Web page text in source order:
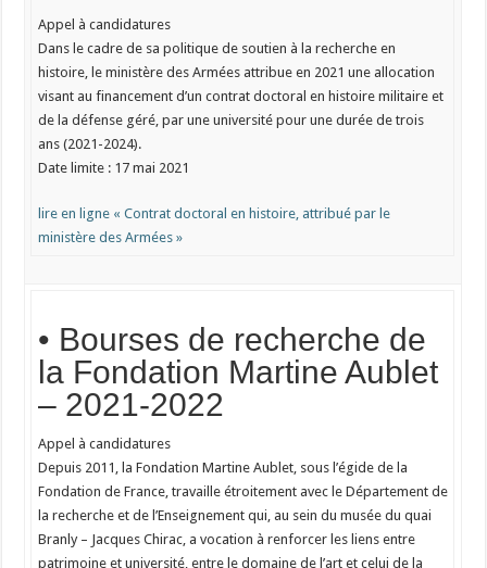
Appel à candidatures
Dans le cadre de sa politique de soutien à la recherche en
histoire, le ministère des Armées attribue en 2021 une allocation
visant au financement d’un contrat doctoral en histoire militaire et
de la défense géré, par une université pour une durée de trois
ans (2021-2024).
Date limite : 17 mai 2021
lire en ligne « Contrat doctoral en histoire, attribué par le
ministère des Armées »
• Bourses de recherche de
la Fondation Martine Aublet
– 2021-2022
Appel à candidatures
Depuis 2011, la Fondation Martine Aublet, sous l’égide de la
Fondation de France, travaille étroitement avec le Département de
la recherche et de l’Enseignement qui, au sein du musée du quai
Branly – Jacques Chirac, a vocation à renforcer les liens entre
patrimoine et université, entre le domaine de l’art et celui de la